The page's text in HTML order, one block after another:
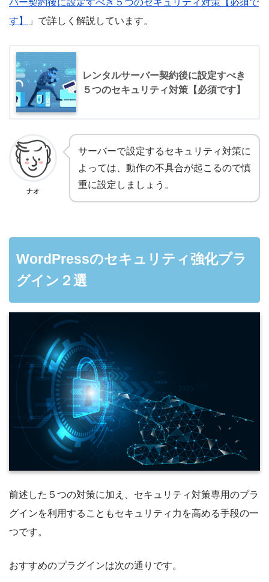
す】
」で詳しく解説しています。
レンタルサーバー契約後に設定すべき
５つのセキュリティ対策【必須です】
ナオ
サーバーで設定するセキュリティ対策に
よっては、動作の不具合が起こるので慎
重に設定しましょう。
WordPressのセキュリティ強化プラ
グイン２選
前述した５つの対策に加え、セキュリティ対策専用のプラ
グインを利用することもセキュリティ力を高める手段の一
つです。
おすすめのプラグインは次の通りです。